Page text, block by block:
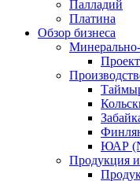
Палладий
Платина
Обзор бизнеса
Минерально-
ЮАР
Продукция